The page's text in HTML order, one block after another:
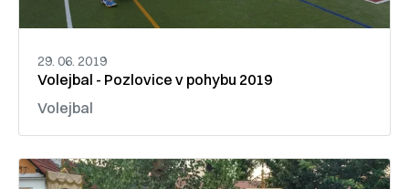
29. 06. 2019
Volejbal - Pozlovice v pohybu 2019
Volejbal